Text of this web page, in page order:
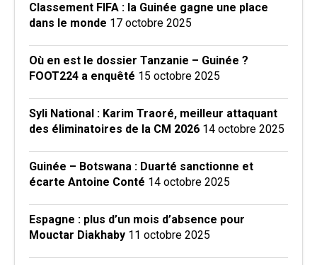
Classement FIFA : la Guinée gagne une place
dans le monde 17 octobre 2025
Où en est le dossier Tanzanie – Guinée ?
FOOT224 a enquêté 15 octobre 2025
Syli National : Karim Traoré, meilleur attaquant
des éliminatoires de la CM 2026 14 octobre 2025
Guinée – Botswana : Duarté sanctionne et
écarte Antoine Conté 14 octobre 2025
Espagne : plus d’un mois d’absence pour
Mouctar Diakhaby 11 octobre 2025